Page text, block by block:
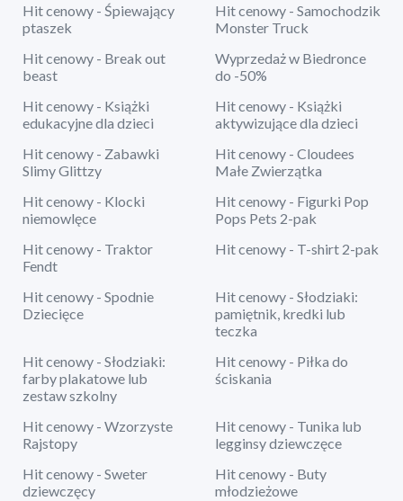
Hit cenowy - Śpiewający
ptaszek
Hit cenowy - Samochodzik
Monster Truck
Hit cenowy - Break out
beast
Wyprzedaż w Biedronce
do -50%
Hit cenowy - Książki
edukacyjne dla dzieci
Hit cenowy - Książki
aktywizujące dla dzieci
Hit cenowy - Zabawki
Slimy Glittzy
Hit cenowy - Cloudees
Małe Zwierzątka
Hit cenowy - Klocki
niemowlęce
Hit cenowy - Figurki Pop
Pops Pets 2-pak
Hit cenowy - Traktor
Fendt
Hit cenowy - T-shirt 2-pak
Hit cenowy - Spodnie
Dziecięce
Hit cenowy - Słodziaki:
pamiętnik, kredki lub
teczka
Hit cenowy - Słodziaki:
farby plakatowe lub
zestaw szkolny
Hit cenowy - Piłka do
ściskania
Hit cenowy - Wzorzyste
Rajstopy
Hit cenowy - Tunika lub
legginsy dziewczęce
Hit cenowy - Sweter
dziewczęcy
Hit cenowy - Buty
młodzieżowe